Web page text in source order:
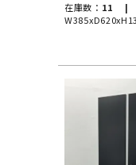
在庫数： 11 |